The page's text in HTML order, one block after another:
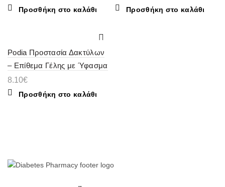
Προσθήκη στο καλάθι Προσθήκη στο καλάθι
Podia Προστασία Δακτύλων
– Επίθεμα Γέλης με Ύφασμα
8.10€
Προσθήκη στο καλάθι